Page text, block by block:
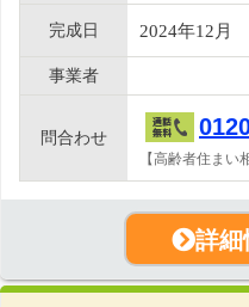
完成日 2024年12月
事業者
問合わせ
【高齢者住まい
詳細